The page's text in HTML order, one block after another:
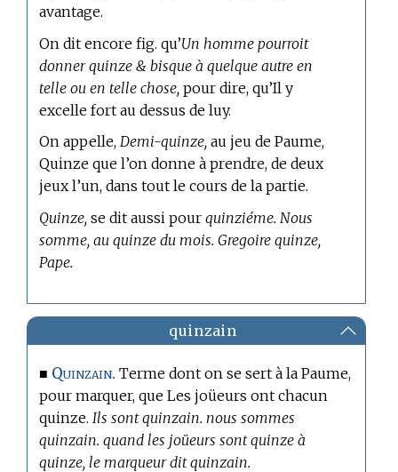
avantage.
On dit encore fig. qu’Un homme pourroit
donner quinze & bisque à quelque autre en
telle ou en telle chose, pour dire, qu’Il y
excelle fort au dessus de luy.
On appelle,Demi-quinze, au jeu de Paume,
Quinze que l’on donne à prendre, de deux
jeux l’un, dans tout le cours de la partie.
Quinze, se dit aussi pourquinziéme. Nous
somme, au quinze du mois. Gregoire quinze,
Pape.
quinzain
■ Quinzain. Terme dont on se sert à la Paume,
pour marquer, que Les joüeurs ont chacun
quinze. Ils sont quinzain. nous sommes
quinzain. quand les joüeurs sont quinze à
quinze, le marqueur dit quinzain.